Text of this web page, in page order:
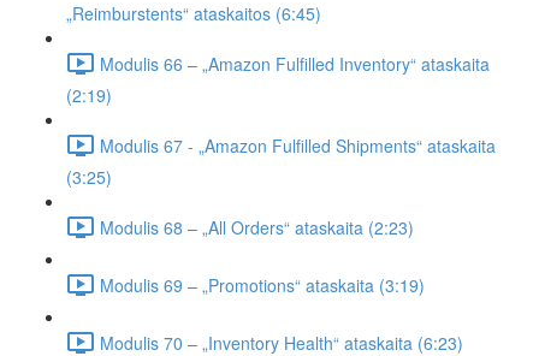
„Reimburstents“ ataskaitos (6:45)
Modulis 66 – „Amazon Fulfilled Inventory“ ataskaita
(2:19)
Modulis 67 - „Amazon Fulfilled Shipments“ ataskaita
(3:25)
Modulis 68 – „All Orders“ ataskaita (2:23)
Modulis 69 – „Promotions“ ataskaita (3:19)
Modulis 70 – „Inventory Health“ ataskaita (6:23)